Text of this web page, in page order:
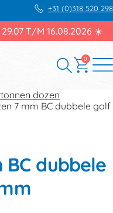
+31 (0)318 520 298
29.07 T/M 16.08.2026 ☀️
0
dozen
7 mm BC dubbele golf
BC dubbele